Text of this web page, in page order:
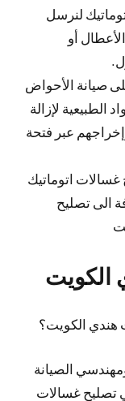
لنرسل
أو
صيانة الأحواض
الطبيعية لإزالة
عبر فتحة
اتوماتيك
الى تصليح
الكويت
هندي الكويت؟
الصيانة
تصليح غسالات